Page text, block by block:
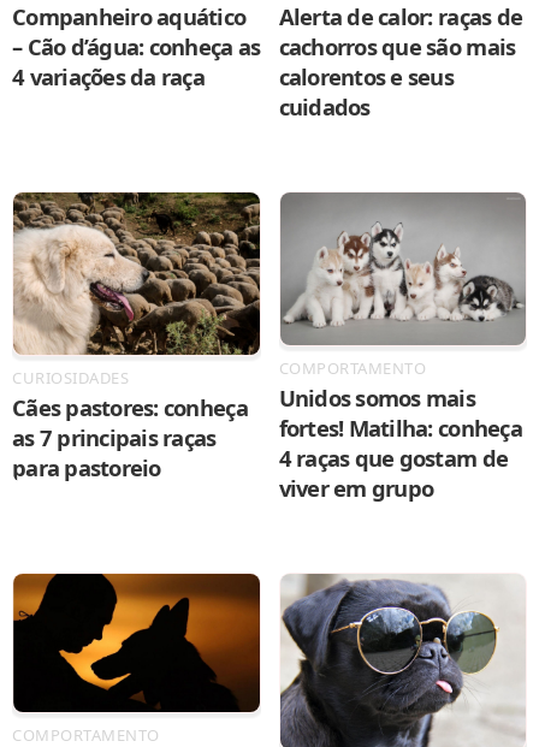
Companheiro aquático
– Cão d’água: conheça as
4 variações da raça
Alerta de calor: raças de
cachorros que são mais
calorentos e seus
cuidados
CURIOSIDADES
Cães pastores: conheça
as 7 principais raças
para pastoreio
COMPORTAMENTO
Unidos somos mais
fortes! Matilha: conheça
4 raças que gostam de
viver em grupo
COMPORTAMENTO